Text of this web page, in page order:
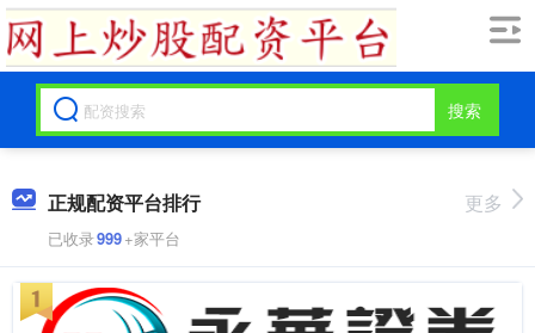
搜索
正规配资平台排行
已收录999+家平台
更多